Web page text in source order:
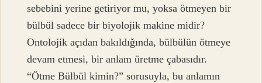
sebebini yerine getiriyor mu, yoksa ötmeyen bir
bülbül sadece bir biyolojik makine midir?
Ontolojik açıdan bakıldığında, bülbülün ötmeye
devam etmesi, bir anlam üretme çabasıdır.
“Ötme Bülbül kimin?” sorusuyla, bu anlamın